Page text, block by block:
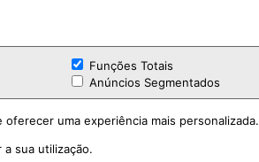
Funções Totais
Anúncios Segmentados
uma experiência mais personalizada.
sua utilização.